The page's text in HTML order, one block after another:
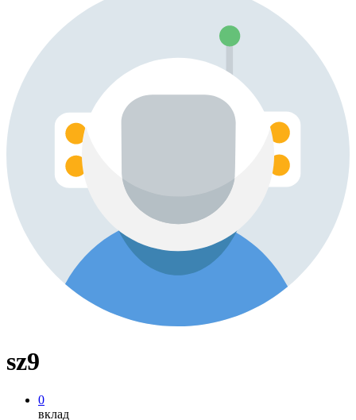
sz9
0
вклад